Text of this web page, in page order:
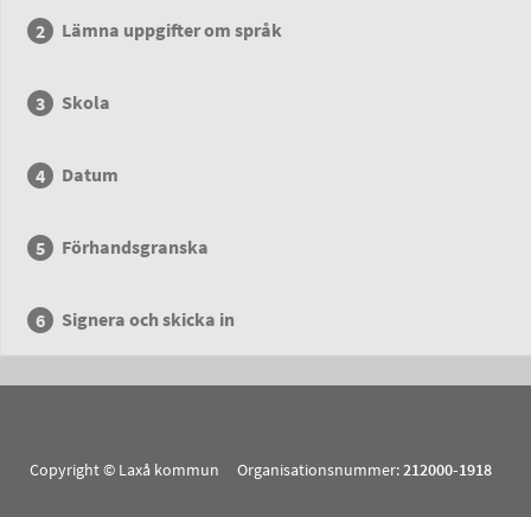
Lämna uppgifter om språk
Skola
Datum
Förhandsgranska
Signera och skicka in
Copyright © Laxå kommun Organisationsnummer:212000-1918